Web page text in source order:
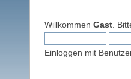
Willkommen Gast .
Einloggen mit